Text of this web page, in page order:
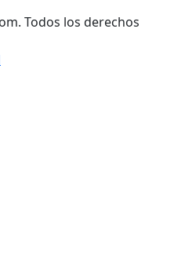
Todos los derechos